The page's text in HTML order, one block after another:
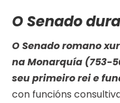
O Senado
O Senado romano
na Monarquía (753-
seu primeiro rei e
con funcións